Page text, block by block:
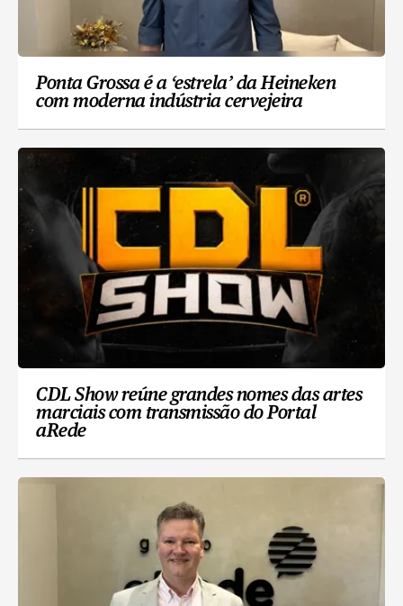
Ponta Grossa é a ‘estrela’ da Heineken
com moderna indústria cervejeira
CDL Show reúne grandes nomes das artes
marciais com transmissão do Portal
aRede